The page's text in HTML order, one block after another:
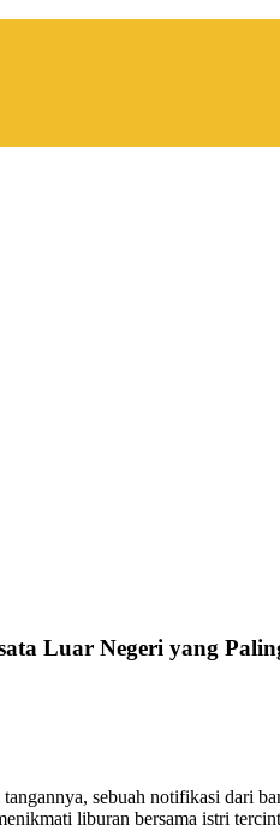
Luar Negeri yang
sebuah notifikasi dari
liburan bersama istri